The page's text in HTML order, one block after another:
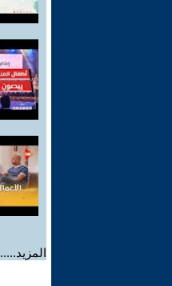
المزيد.....